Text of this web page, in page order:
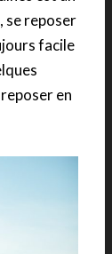
se reposer
facile
en